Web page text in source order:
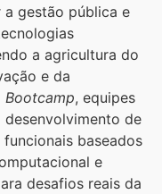
gestão pública e
a agricultura do
e da
Bootcamp, equipes
de
baseados
e
desafios reais da